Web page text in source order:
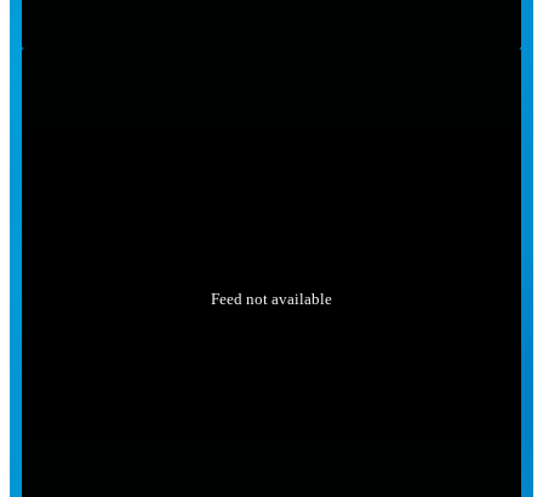
Feed not available